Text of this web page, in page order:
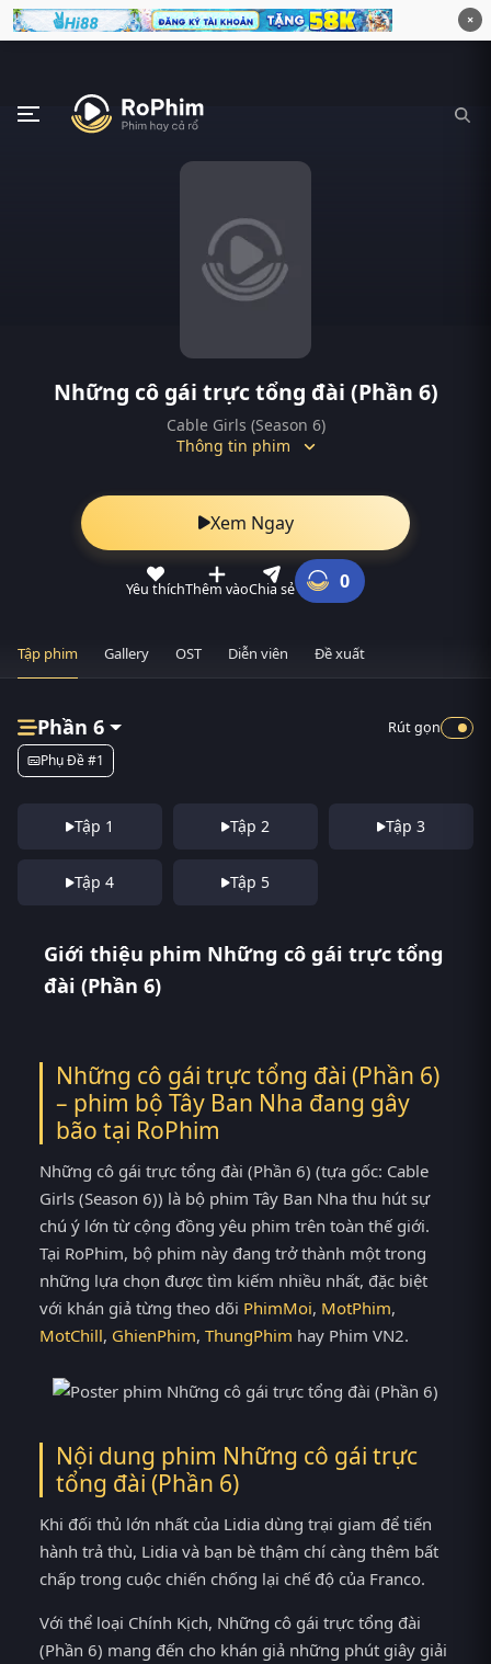
×
Những cô gái trực tổng đài (Phần 6)
Cable Girls (Season 6)
Thông tin phim
Xem Ngay
Yêu thíchThêm vàoChia sẻ 0
Tập phim Gallery OST Diễn viên Đề xuất
Phần 6
Phụ Đề #1
Rút gọn
Tập 1 Tập 2 Tập 3
Tập 4 Tập 5
Giới thiệu phim Những cô gái trực tổng
đài (Phần 6)
Những cô gái trực tổng đài (Phần 6)
– phim bộ Tây Ban Nha đang gây
bão tại RoPhim
Những cô gái trực tổng đài (Phần 6) (tựa gốc: Cable
Girls (Season 6)) là bộ phim Tây Ban Nha thu hút sự
chú ý lớn từ cộng đồng yêu phim trên toàn thế giới.
Tại RoPhim, bộ phim này đang trở thành một trong
những lựa chọn được tìm kiếm nhiều nhất, đặc biệt
với khán giả từng theo dõi PhimMoi, MotPhim,
MotChill, GhienPhim, ThungPhim hay Phim VN2.
Nội dung phim Những cô gái trực
tổng đài (Phần 6)
Khi đối thủ lớn nhất của Lidia dùng trại giam để tiến
hành trả thù, Lidia và bạn bè thậm chí càng thêm bất
chấp trong cuộc chiến chống lại chế độ của Franco.
Với thể loại Chính Kịch, Những cô gái trực tổng đài
(Phần 6) mang đến cho khán giả những phút giây giải